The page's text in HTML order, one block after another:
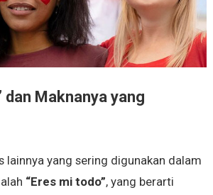
dan Maknanya yang
lainnya yang sering digunakan dalam
“Eres mi todo”, yang berarti